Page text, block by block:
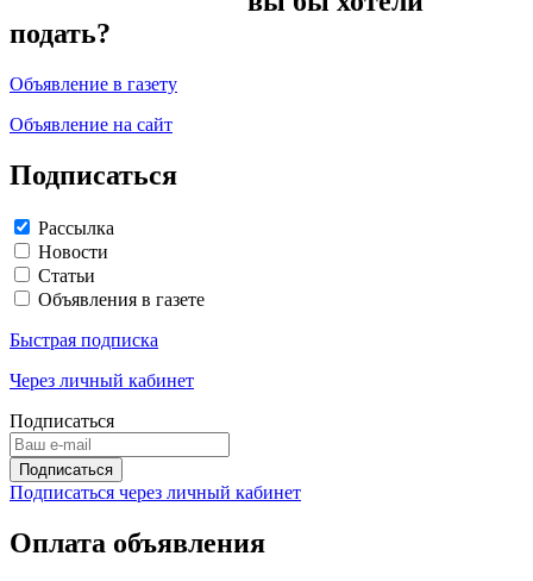
подать?
Объявление в газету
Объявление на сайт
Подписаться
Рассылка
Новости
Статьи
Объявления в газете
Быстрая подписка
Через личный кабинет
Подписаться
Подписаться через личный кабинет
Оплата объявления